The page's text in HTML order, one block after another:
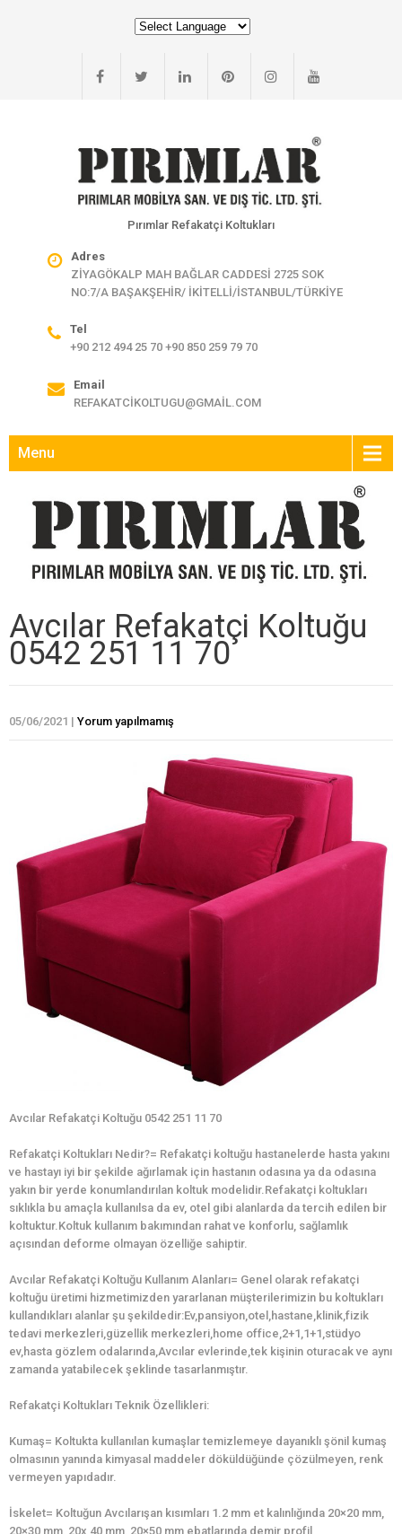
Pırımlar Refakatçi Koltukları
Adres
ZİYAGÖKALP MAH BAĞLAR CADDESİ 2725 SOK
NO:7/A BAŞAKŞEHİR/ İKİTELLİ/İSTANBUL/TÜRKİYE
Tel
+90 212 494 25 70 +90 850 259 79 70
Email
REFAKATCIKOLTUGU@GMAIL.COM
Menu
Avcılar Refakatçi Koltuğu
0542 251 11 70
05/06/2021 | Yorum yapılmamış
Avcılar Refakatçi Koltuğu 0542 251 11 70
Refakatçi Koltukları Nedir?= Refakatçi koltuğu hastanelerde hasta yakını
ve hastayı iyi bir şekilde ağırlamak için hastanın odasına ya da odasına
yakın bir yerde konumlandırılan koltuk modelidir.Refakatçi koltukları
sıklıkla bu amaçla kullanılsa da ev, otel gibi alanlarda da tercih edilen bir
koltuktur.Koltuk kullanım bakımından rahat ve konforlu, sağlamlık
açısından deforme olmayan özelliğe sahiptir.
Avcılar Refakatçi Koltuğu Kullanım Alanları= Genel olarak refakatçi
koltuğu üretimi hizmetimizden yararlanan müşterilerimizin bu koltukları
kullandıkları alanlar şu şekildedir:Ev,pansiyon,otel,hastane,klinik,fizik
tedavi merkezleri,güzellik merkezleri,home office,2+1,1+1,stüdyo
ev,hasta gözlem odalarında,Avcılar evlerinde,tek kişinin oturacak ve aynı
zamanda yatabilecek şeklinde tasarlanmıştır.
Refakatçi Koltukları Teknik Özellikleri:
Kumaş= Koltukta kullanılan kumaşlar temizlemeye dayanıklı şönil kumaş
olmasının yanında kimyasal maddeler döküldüğünde çözülmeyen, renk
vermeyen yapıdadır.
İskelet= Koltuğun Avcılarışan kısımları 1.2 mm et kalınlığında 20×20 mm,
20×30 mm, 20x 40 mm, 20×50 mm ebatlarında demir profil